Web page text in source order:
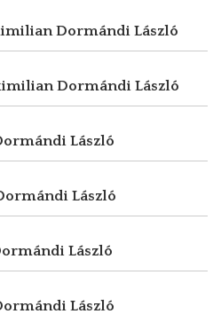
Dormándi László
Dormándi László
László
László
László
László